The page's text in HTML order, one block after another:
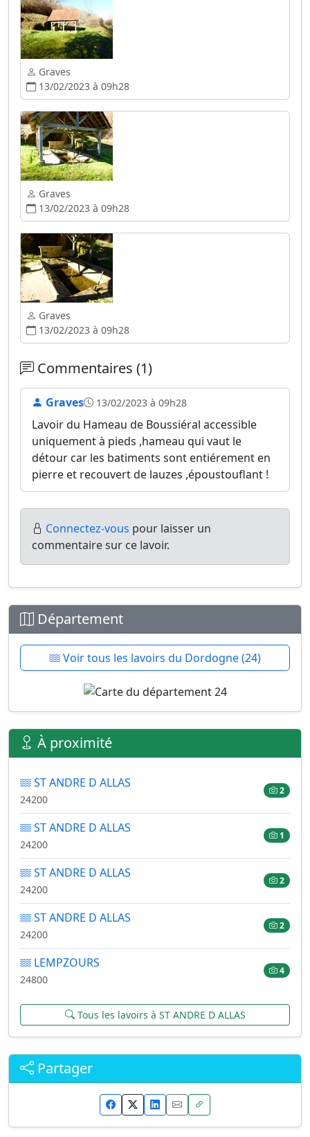
Graves
13/02/2023 à 09h28
Graves
13/02/2023 à 09h28
Graves
13/02/2023 à 09h28
Commentaires (1)
Graves 13/02/2023 à 09h28
Lavoir du Hameau de Boussiéral accessible
uniquement à pieds ,hameau qui vaut le
détour car les batiments sont entiérement en
pierre et recouvert de lauzes ,époustouflant !
Connectez-vous pour laisser un
commentaire sur ce lavoir.
Département
Voir tous les lavoirs du Dordogne (24)
À proximité
ST ANDRE D ALLAS
24200
2
ST ANDRE D ALLAS
24200
1
ST ANDRE D ALLAS
24200
2
ST ANDRE D ALLAS
24200
2
LEMPZOURS
24800
4
Tous les lavoirs à ST ANDRE D ALLAS
Partager